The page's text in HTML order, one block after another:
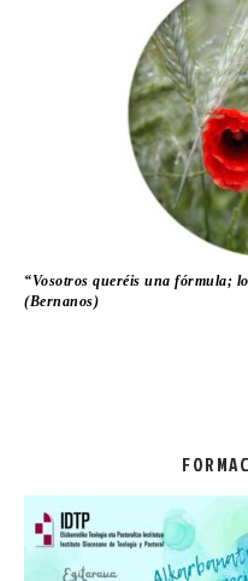
“Vosotros queréis una fórmula;
(Bernanos)